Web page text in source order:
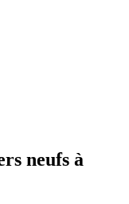
neufs à